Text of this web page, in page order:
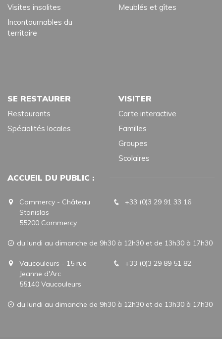
Visites insolites
Incontournables du
territoire
Meublés et gîtes
SE RESTAURER
Restaurants
Spécialités locales
VISITER
Carte interactive
Familles
Groupes
Scolaires
ACCUEIL DU PUBLIC :
Commercy - Château
Stanislas
55200 Commercy
+33 (0)3 29 91 33 16
du lundi au dimanche de 9h30 à 12h30 et de 13h30 à 17h30
Vaucouleurs - 15 rue
Jeanne d'Arc
55140 Vaucouleurs
+33 (0)3 29 89 51 82
du lundi au dimanche de 9h30 à 12h30 et de 13h30 à 17h30